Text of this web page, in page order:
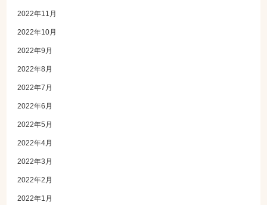
2022年11月
2022年10月
2022年9月
2022年8月
2022年7月
2022年6月
2022年5月
2022年4月
2022年3月
2022年2月
2022年1月